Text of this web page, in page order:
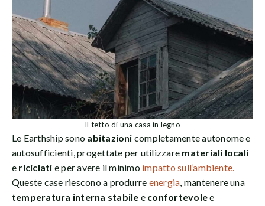
Il tetto di una casa in legno
Le Earthship sono abitazioni completamente autonome e
autosufficienti, progettate per utilizzare materiali locali
e riciclati e per avere il minimoimpatto sull’ambiente.
Queste case riescono a produrre energia, mantenere una
temperatura interna stabile e confortevolee